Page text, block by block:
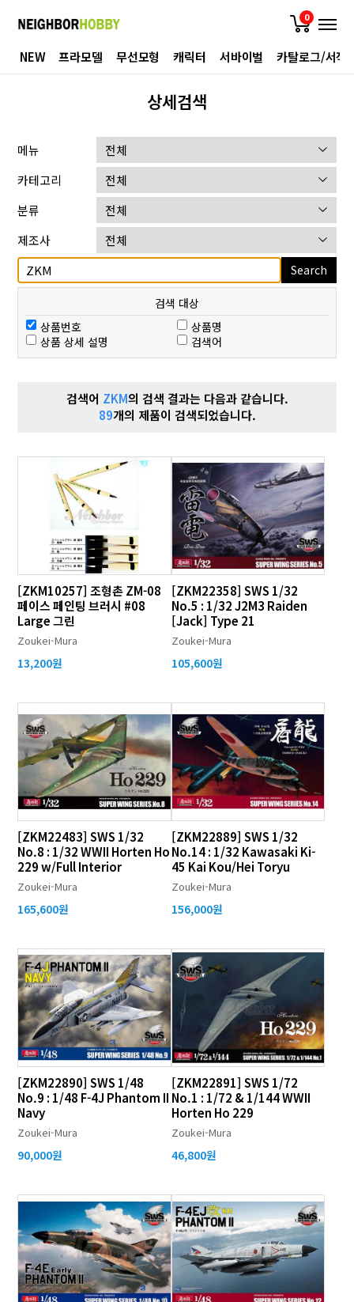
0
NEW 프라모델 무선모형 캐릭터 서바이벌 카탈로그/서적
상세검색
메뉴
카테고리
분류
제조사
Search
검색 대상
상품번호
상품명
상품 상세 설명
검색어
검색어 ZKM의 검색 결과는 다음과 같습니다.
89개의 제품이 검색되었습니다.
[ZKM10257] 조형촌 ZM-08
페이스 페인팅 브러시 #08
Large 그린
Zoukei-Mura
13,200원
[ZKM22358] SWS 1/32
No.5 : 1/32 J2M3 Raiden
[Jack] Type 21
Zoukei-Mura
105,600원
[ZKM22483] SWS 1/32
No.8 : 1/32 WWII Horten Ho
229 w/Full Interior
Zoukei-Mura
165,600원
[ZKM22889] SWS 1/32
No.14 : 1/32 Kawasaki Ki-
45 Kai Kou/Hei Toryu
Zoukei-Mura
156,000원
[ZKM22890] SWS 1/48
No.9 : 1/48 F-4J Phantom II
Navy
Zoukei-Mura
90,000원
[ZKM22891] SWS 1/72
No.1 : 1/72 & 1/144 WWII
Horten Ho 229
Zoukei-Mura
46,800원